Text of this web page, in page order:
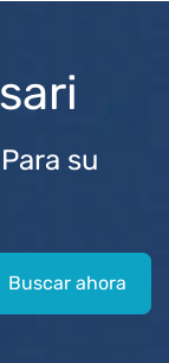
su
Buscar ahora